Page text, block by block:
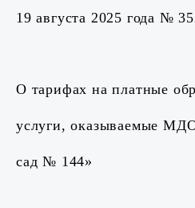
19 августа 2025 года №
О тарифах на платные
услуги, оказываемые
сад № 144»